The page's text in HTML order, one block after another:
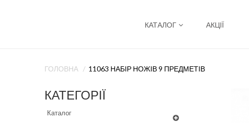
КАТАЛОГ АКЦІЇ
ГОЛОВНА 11063 НАБІР НОЖІВ 9 ПРЕДМЕТІВ
КАТЕГОРІЇ
Каталог